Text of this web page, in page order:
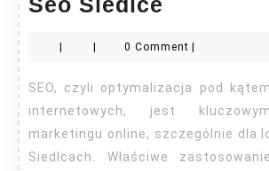
| | 0 Comment |
SEO, czyli optymalizacja pod kątem wyszukiwarek
internetowych, jest
marketingu online, szczególnie dla
Siedlcach. Właściwe